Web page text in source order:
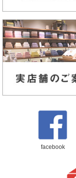
facebook